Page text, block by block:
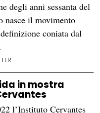
degli anni sessanta del
nasce il movimento
coniata dal
in mostra
l’Instituto Cervantes